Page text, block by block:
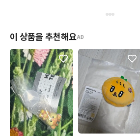
이 상품을 추천해요AD